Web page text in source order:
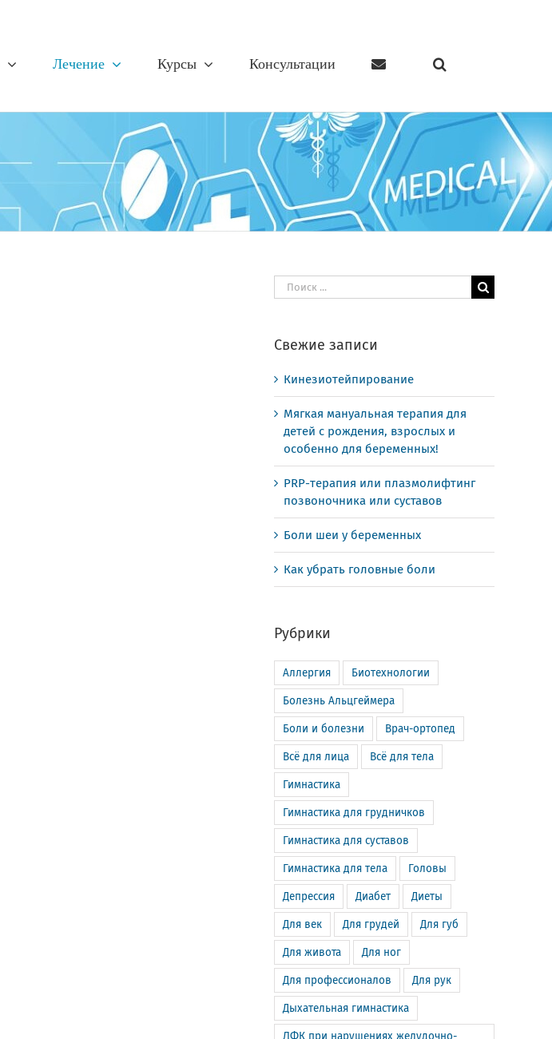
Лечение Курсы Консультации
Результат
поиска:
Свежие записи
Кинезиотейпирование
Мягкая мануальная терапия для
детей с рождения, взрослых и
особенно для беременных!
PRP-терапия или плазмолифтинг
позвоночника или суставов
Боли шеи у беременных
Как убрать головные боли
Рубрики
Аллергия Биотехнологии
Болезнь Альцгеймера
Боли и болезни Врач-ортопед
Всё для лица Всё для тела
Гимнастика
Гимнастика для грудничков
Гимнастика для суставов
Гимнастика для тела Головы
Депрессия Диабет Диеты
Для век Для грудей Для губ
Для живота Для ног
Для профессионалов Для рук
Дыхательная гимнастика
ЛФК при нарушениях желудочно-